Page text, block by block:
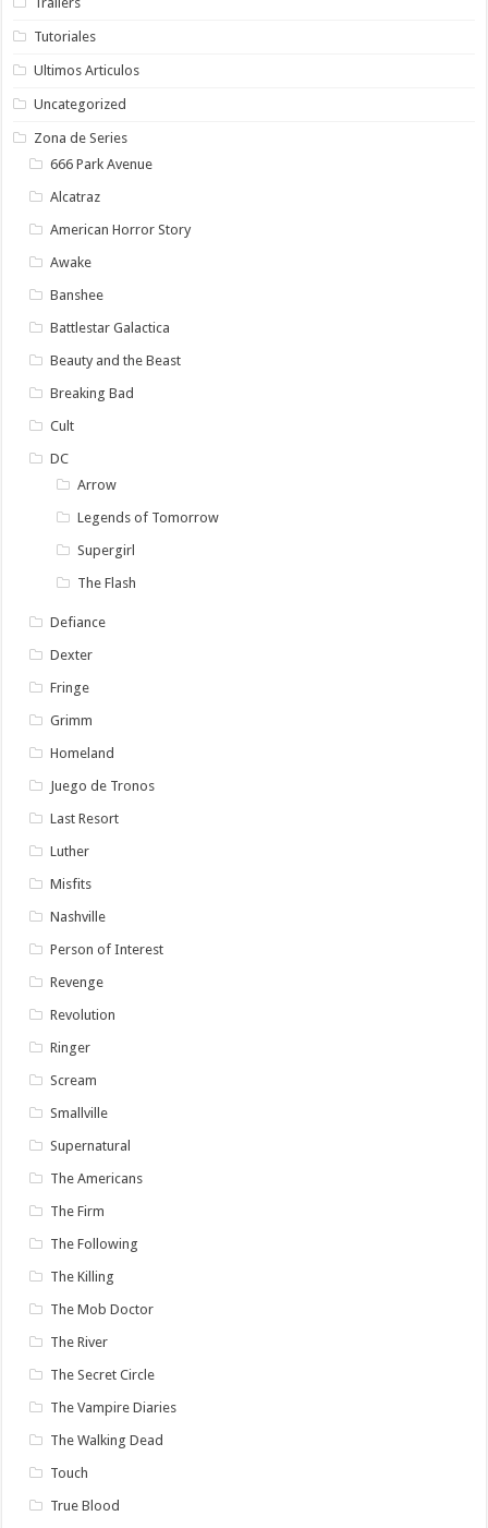
Tutoriales
Ultimos Articulos
Uncategorized
Zona de Series
666 Park Avenue
Alcatraz
American Horror Story
Awake
Banshee
Battlestar Galactica
Beauty and the Beast
Breaking Bad
Cult
DC
Arrow
Legends of Tomorrow
Supergirl
The Flash
Defiance
Dexter
Fringe
Grimm
Homeland
Juego de Tronos
Last Resort
Luther
Misfits
Nashville
Person of Interest
Revenge
Revolution
Ringer
Scream
Smallville
Supernatural
The Americans
The Firm
The Following
The Killing
The Mob Doctor
The River
The Secret Circle
The Vampire Diaries
The Walking Dead
Touch
True Blood